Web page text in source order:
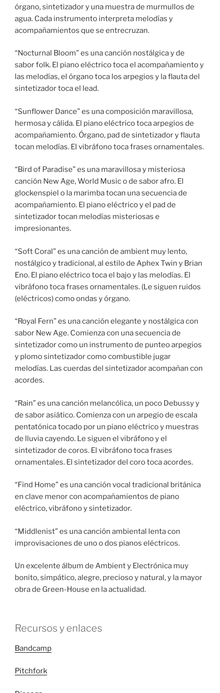
órgano, sintetizador y una muestra de murmullos de
agua. Cada instrumento interpreta melodías y
acompañamientos que se entrecruzan.
“Nocturnal Bloom” es una canción nostálgica y de
sabor folk. El piano eléctrico toca el acompañamiento y
las melodías, el órgano toca los arpegios y la flauta del
sintetizador toca el lead.
“Sunflower Dance” es una composición maravillosa,
hermosa y cálida. El piano eléctrico toca arpegios de
acompañamiento. Órgano, pad de sintetizador y flauta
tocan melodías. El vibráfono toca frases ornamentales.
“Bird of Paradise” es una maravillosa y misteriosa
canción New Age, World Music o de sabor afro. El
glockenspiel o la marimba tocan una secuencia de
acompañamiento. El piano eléctrico y el pad de
sintetizador tocan melodías misteriosas e
impresionantes.
“Soft Coral” es una canción de ambient muy lento,
nostálgico y tradicional, al estilo de Aphex Twin y Brian
Eno. El piano eléctrico toca el bajo y las melodías. El
vibráfono toca frases ornamentales. (Le siguen ruidos
(eléctricos) como ondas y órgano.
“Royal Fern” es una canción elegante y nostálgica con
sabor New Age. Comienza con una secuencia de
sintetizador como un instrumento de punteo arpegios
y plomo sintetizador como combustible jugar
melodías. Las cuerdas del sintetizador acompañan con
acordes.
“Rain” es una canción melancólica, un poco Debussy y
de sabor asiático. Comienza con un arpegio de escala
pentatónica tocado por un piano eléctrico y muestras
de lluvia cayendo. Le siguen el vibráfono y el
sintetizador de coros. El vibráfono toca frases
ornamentales. El sintetizador del coro toca acordes.
“Find Home” es una canción vocal tradicional británica
en clave menor con acompañamientos de piano
eléctrico, vibráfono y sintetizador.
“Middlenist” es una canción ambiental lenta con
improvisaciones de uno o dos pianos eléctricos.
Un excelente álbum de Ambient y Electrónica muy
bonito, simpático, alegre, precioso y natural, y la mayor
obra de Green-House en la actualidad.
Recursos y enlaces
Bandcamp
Pitchfork